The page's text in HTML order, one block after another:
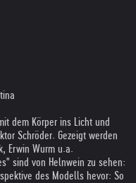
dem Körper ins Licht und
Schröder. Gezeigt werden
Erwin Wurm u.a.
sind von Helnwein zu sehen:
des Modells hevor: So